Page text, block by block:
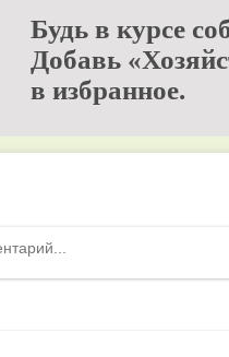
Будь в курсе
Добавь
в избранное.